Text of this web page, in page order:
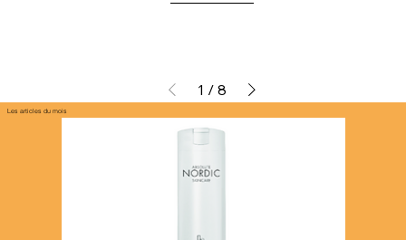
Les articles du mois
1 / 8